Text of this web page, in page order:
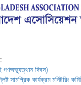
গণঅভ্যুত্থান দিবস)
সামগ্রিক কার্যক্রম মনিটরিং